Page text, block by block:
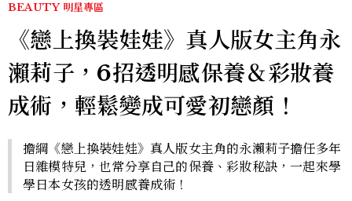
BEAUTY 明星專區
《戀上換裝娃娃》真人版女主角永
瀨莉子，6招透明感保養＆彩妝養
成術，輕鬆變成可愛初戀顏！
擔綱《戀上換裝娃娃》真人版女主角的永瀨莉子擔任多年
日雜模特兒，也常分享自己的保養、彩妝秘訣，一起來學
學日本女孩的透明感養成術！